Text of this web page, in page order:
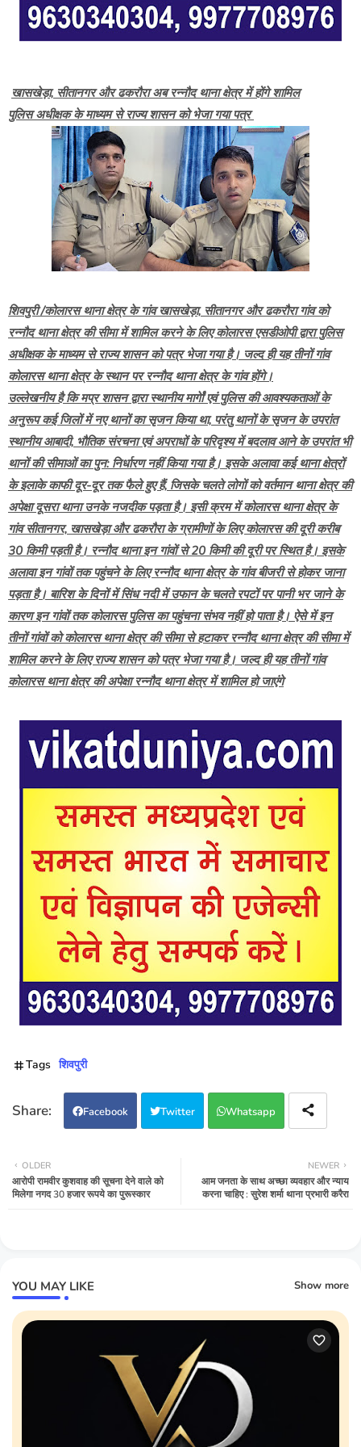
खासखेड़ा, सीतानगर और ढकरौरा अब रन्नौद थाना क्षेत्र में होंगे शामिल
पुलिस अधीक्षक के माध्यम से राज्य शासन को भेजा गया पत्र
शिवपुरी /कोलारस थाना क्षेत्र के गांव खासखेड़ा, सीतानगर और ढकरौरा गांव को
रन्नौद थाना क्षेत्र की सीमा में शामिल करने के लिए कोलारस एसडीओपी द्वारा पुलिस
अधीक्षक के माध्यम से राज्य शासन को पत्र भेजा गया है। जल्द ही यह तीनों गांव
कोलारस थाना क्षेत्र के स्थान पर रन्नाैद थाना क्षेत्र के गांव होंगे।
उल्लेखनीय है कि मप्र शासन द्वारा स्थानीय मार्गेां एवं पुलिस की आवश्यकताओं के
अनुरूप कई जिलों में नए थानों का सृजन किया था, परंतु थानों के सृजन के उपरांत
स्थानीय आबादी, भौतिक संरचना एवं अपराधों के परिदृश्य में बदलाव आने के उपरांत भी
थानों की सीमाओं का पुन: निर्धारण नहीं किया गया है। इसके अलावा कई थाना क्षेत्रों
के इलाके काफी दूर-दूर तक फैले हुए हैं, जिसके चलते लोगों को वर्तमान थाना क्षेत्र की
अपेक्षा दूसरा थाना उनके नजदीक पड़ता है। इसी क्रम में कोलारस थाना क्षेत्र के
गांव सीतानगर, खासखेड़ा और ढकरौरा के ग्रामीणों के लिए कोलारस की दूरी करीब
30 किमी पड़ती है। रन्नौद थाना इन गांवों से 20 किमी की दूरी पर स्थित है। इसके
अलावा इन गांवों तक पहुंचने के लिए रन्नौद थाना क्षेत्र के गांव बीजरी से होकर जाना
पड़ता है। बारिश के दिनों में सिंध नदी में उफान के चलते रपटों पर पानी भर जाने के
कारण इन गांवों तक कोलारस पुलिस का पहुंचना संभव नहीं हो पाता है। ऐसे में इन
तीनों गांवों को कोलारस थाना क्षेत्र की सीमा से हटाकर रन्नौद थाना क्षेत्र की सीमा में
शामिल करने के लिए राज्य शासन को पत्र भेजा गया है। जल्द ही यह तीनों गांव
कोलारस थाना क्षेत्र की अपेक्षा रन्नौद थाना क्षेत्र में शामिल हो जाएंगे
Tags शिवपुरी
Facebook Twitter Whatsapp
NEWER
आम जनता के साथ अच्छा व्यवहार और न्याय
करना चाहिए : सुरेश शर्मा थाना प्रभारी करैरा
OLDER
आरोपी रामवीर कुशवाह की सूचना देने वाले को
मिलेगा नगद 30 हजार रूपये का पुरूस्‍कार
YOU MAY LIKE Show more